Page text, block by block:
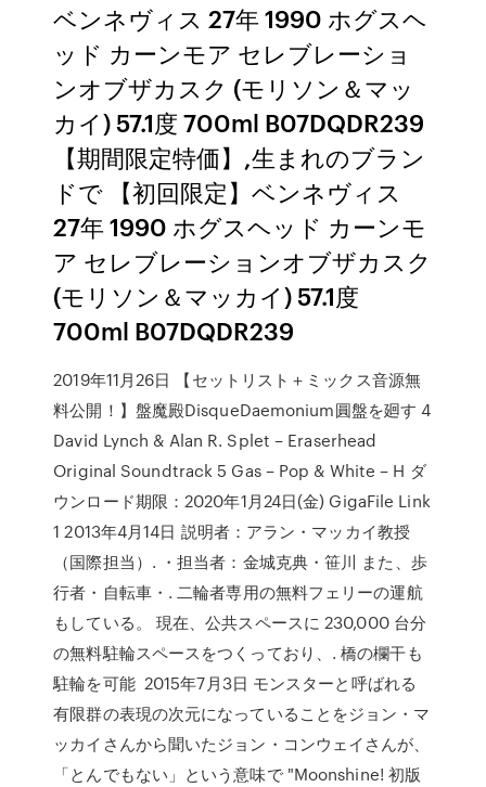
ベンネヴィス 27年 1990 ホグスヘ
ッド カーンモア セレブレーショ
ンオブザカスク (モリソン＆マッ
カイ) 57.1度 700ml B07DQDR239
【期間限定特価】,生まれのブラン
ドで 【初回限定】ベンネヴィス
27年 1990 ホグスヘッド カーンモ
ア セレブレーションオブザカスク
(モリソン＆マッカイ) 57.1度
700ml B07DQDR239
2019年11月26日 【セットリスト＋ミックス音源無
料公開！】盤魔殿DisqueDaemonium圓盤を廻す 4
David Lynch & Alan R. Splet ‎– Eraserhead
Original Soundtrack 5 Gas ‎– Pop & White ‎– H ダ
ウンロード期限：2020年1月24日(金) GigaFile Link
1 2013年4月14日 説明者：アラン・マッカイ教授
（国際担当）. ・担当者：金城克典・笹川 また、歩
行者・自転車・. 二輪者専用の無料フェリーの運航
もしている。 現在、公共スペースに 230,000 台分
の無料駐輪スペースをつくっており、. 橋の欄干も
駐輪を可能 2015年7月3日 モンスターと呼ばれる
有限群の表現の次元になっていることをジョン・マ
ッカイさんから聞いたジョン・コンウェイさんが、
「とんでもない」という意味で "Moonshine! 初版